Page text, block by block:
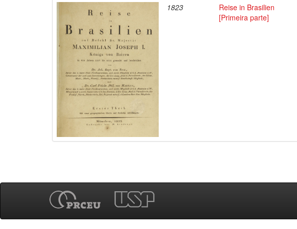
1823
Reise in Brasilien
[Primeira parte]